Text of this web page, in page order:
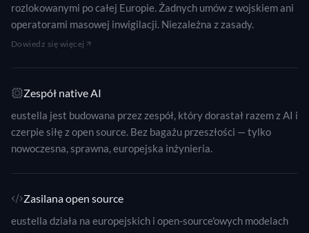
rozlokowanymi po całej Europie. Żadnych umów z wojskiem ani
operatorami masowej inwigilacji. Niezależna z zasady.
Dowiedz się więcej
Zespół native AI
eustella jest budowana przez zespół, który dorastał razem z AI i
czerpie siłę z open source. Bez bagażu przeszłości — tylko
nowoczesna, sprawna, europejska inżynieria.
Zasilana open source
eustella działa na europejskich i open-source'owych modelach